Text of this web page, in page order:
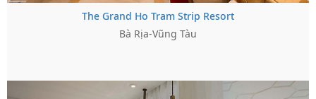
The Grand Ho Tram Strip Resort
Bà Rịa-Vũng Tàu